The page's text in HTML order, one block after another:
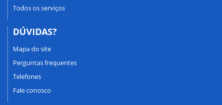
Todos os serviços
DÚVIDAS?
Mapa do site
Perguntas frequentes
Telefones
Fale conosco